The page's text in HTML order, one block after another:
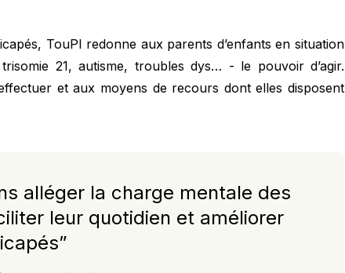
TouPI redonne aux parents d’enfants en situation
21, autisme, troubles dys… - le pouvoir d’agir.
et aux moyens de recours dont elles disposent
alléger la charge mentale des
leur quotidien et améliorer
”